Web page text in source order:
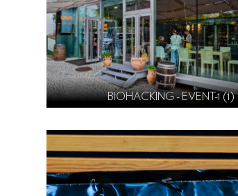
BIOHACKING - EVENT-1 (1)